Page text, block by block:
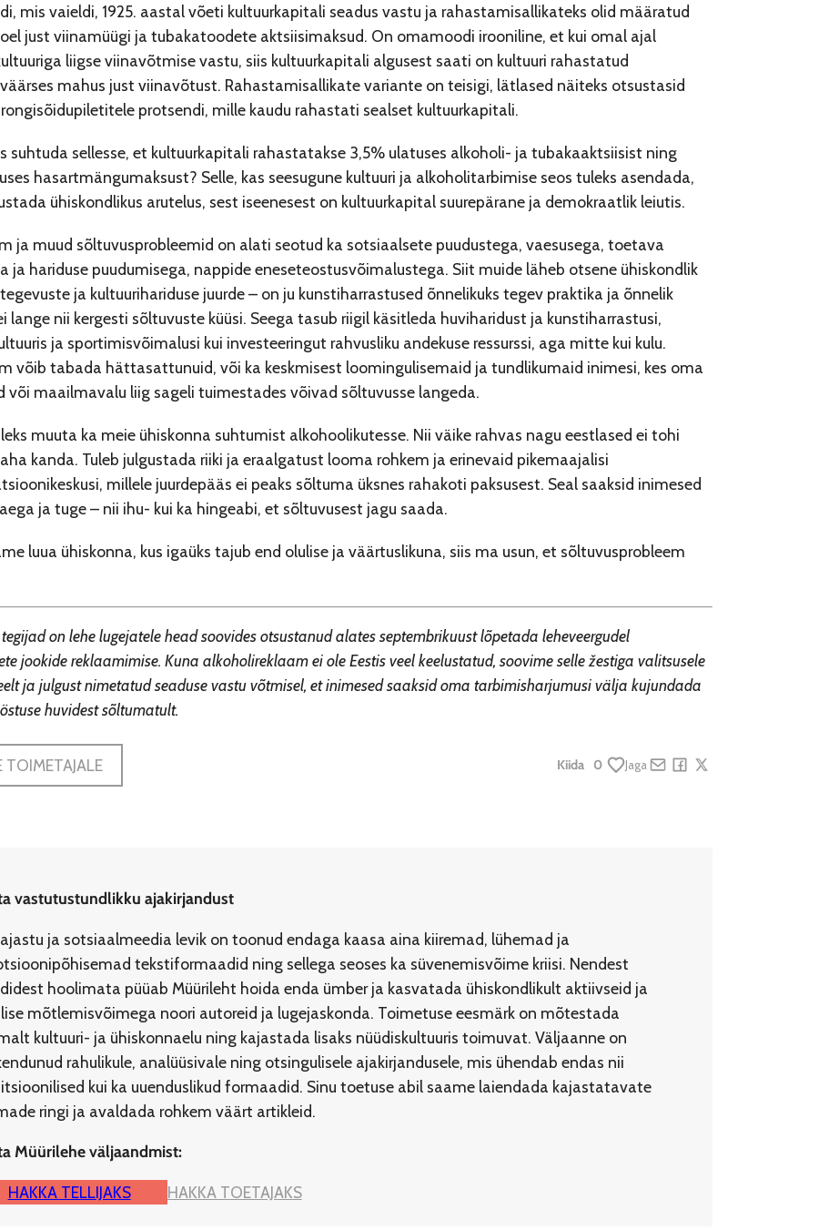
mis vaieldi, 1925. aastal võeti kultuurkapitali seadus vastu ja rahastamisallikateks olid määratud
just viinamüügi ja tubakatoodete aktsiisimaksud. On omamoodi irooniline, et kui omal ajal
liigse viinavõtmise vastu, siis kultuurkapitali algusest saati on kultuuri rahastatud
mahus just viinavõtust. Rahastamisallikate variante on teisigi, lätlased näiteks otsustasid
protsendi, mille kaudu rahastati sealset kultuurkapitali.
suhtuda sellesse, et kultuurkapitali rahastatakse 3,5% ulatuses alkoholi- ja tubakaaktsiisist ning
hasartmängumaksust? Selle, kas seesugune kultuuri ja alkoholitarbimise seos tuleks asendada,
ühiskondlikus arutelus, sest iseenesest on kultuurkapital suurepärane ja demokraatlik leiutis.
ja muud sõltuvusprobleemid on alati seotud ka sotsiaalsete puudustega, vaesusega, toetava
ja hariduse puudumisega, nappide eneseteostusvõimalustega. Siit muide läheb otsene ühiskondlik
ja kultuurihariduse juurde – on ju kunstiharrastused õnnelikuks tegev praktika ja õnnelik
lange nii kergesti sõltuvuste küüsi. Seega tasub riigil käsitleda huviharidust ja kunstiharrastusi,
ja sportimisvõimalusi kui investeeringut rahvusliku andekuse ressurssi, aga mitte kui kulu.
võib tabada hättasattunuid, või ka keskmisest loomingulisemaid ja tundlikumaid inimesi, kes oma
või maailmavalu liig sageli tuimestades võivad sõltuvusse langeda.
muuta ka meie ühiskonna suhtumist alkohoolikutesse. Nii väike rahvas nagu eestlased ei tohi
kanda. Tuleb julgustada riiki ja eraalgatust looma rohkem ja erinevaid pikemaajalisi
millele juurdepääs ei peaks sõltuma üksnes rahakoti paksusest. Seal saaksid inimesed
ja tuge – nii ihu- kui ka hingeabi, et sõltuvusest jagu saada.
luua ühiskonna, kus igaüks tajub end olulise ja väärtuslikuna, siis ma usun, et sõltuvusprobleem
on lehe lugejatele head soovides otsustanud alates septembrikuust lõpetada leheveergudel
jookide reklaamimise. Kuna alkoholireklaam ei ole Eestis veel keelustatud, soovime selle žestiga valitsusele
ja julgust nimetatud seaduse vastu võtmisel, et inimesed saaksid oma tarbimisharjumusi välja kujundada
huvidest sõltumatult.
TOIMETAJALE Kiida 0 Jaga
vastutustundlikku ajakirjandust
ja sotsiaalmeedia levik on toonud endaga kaasa aina kiiremad, lühemad ja
tekstiformaadid ning sellega seoses ka süvenemisvõime kriisi. Nendest
hoolimata püüab Müürileht hoida enda ümber ja kasvatada ühiskondlikult aktiivseid ja
mõtlemisvõimega noori autoreid ja lugejaskonda. Toimetuse eesmärk on mõtestada
kultuuri- ja ühiskonnaelu ning kajastada lisaks nüüdiskultuuris toimuvat. Väljaanne on
rahulikule, analüüsivale ning otsingulisele ajakirjandusele, mis ühendab endas nii
kui ka uuenduslikud formaadid. Sinu toetuse abil saame laiendada kajastatavate
ringi ja avaldada rohkem väärt artikleid.
Müürilehe väljaandmist:
HAKKA TELLIJAKS HAKKA TOETAJAKS